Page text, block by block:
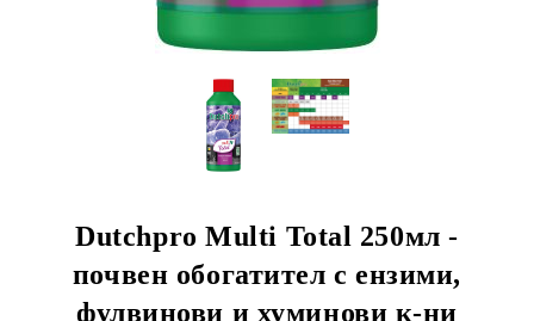
Dutchpro Multi Total 250мл -
почвен обогатител с ензими,
фулвинови и хуминови к-ни